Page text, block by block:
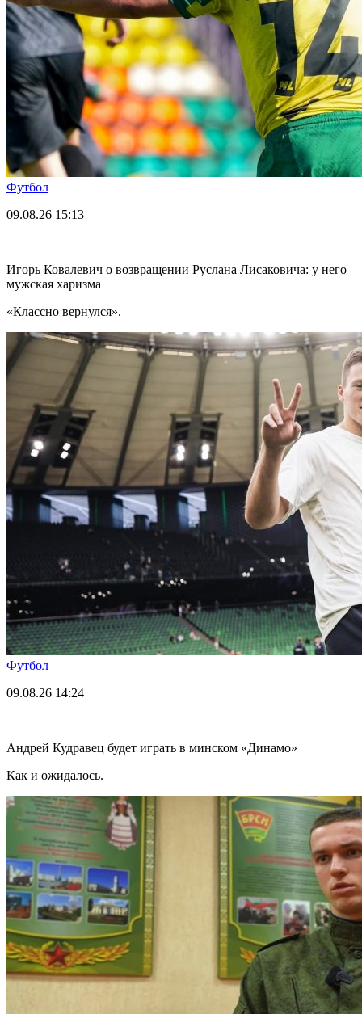
Футбол
09.08.26 15:13
Игорь Ковалевич о возвращении Руслана Лисаковича: у него
мужская харизма
«Классно вернулся».
Футбол
09.08.26 14:24
Андрей Кудравец будет играть в минском «Динамо»
Как и ожидалось.